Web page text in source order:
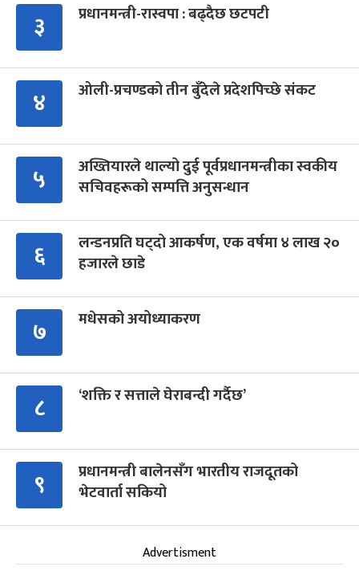
३ प्रधानमन्त्री-रास्वपा : बढ्दैछ छटपटी
४ ओली-प्रचण्डको तीन बुँदेले प्रदेशपिच्छे संकट
५
अख्तियारले थाल्यो दुई पूर्वप्रधानमन्त्रीका स्वकीय
सचिवहरूको सम्पत्ति अनुसन्धान
६
लन्डनप्रति घट्दो आकर्षण, एक वर्षमा ४ लाख २०
हजारले छाडे
७ मधेसको अयोध्याकरण
८ ‘शक्ति र सत्ताले घेराबन्दी गर्दैछ’
९
प्रधानमन्त्री बालेनसँग भारतीय राजदूतको
भेटवार्ता सकियो
Advertisment